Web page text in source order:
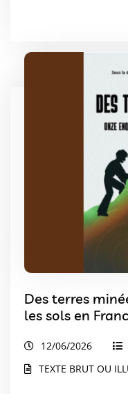
Des terres
les sols en
12/06/2026
TEXTE BRUT OU